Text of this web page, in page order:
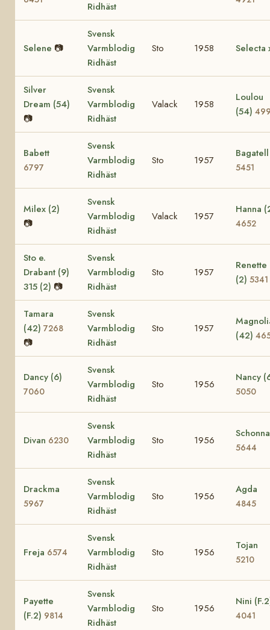
Ridhäst
Selene 📷
Svensk
Varmblodig
Ridhäst
Sto 1958 Selecta
Silver
Dream (54)
📷
Svensk
Varmblodig
Ridhäst
Valack 1958
Loulou
(54)
Babett
6797
Svensk
Varmblodig
Ridhäst
Sto 1957
Bagatell
5451
Milex (2)
📷
Svensk
Varmblodig
Ridhäst
Valack 1957
Hanna
4652
Sto e.
Drabant (9)
315 (2) 📷
Svensk
Varmblodig
Ridhäst
Sto 1957
Renette
(2) 5341
Tamara
(42) 7268
📷
Svensk
Varmblodig
Ridhäst
Sto 1957
(42)
Dancy (6)
7060
Svensk
Varmblodig
Ridhäst
Sto 1956
Nancy
5050
Divan 6230
Svensk
Varmblodig
Ridhäst
Sto 1956
Schonna
5644
Drackma
5967
Svensk
Varmblodig
Ridhäst
Sto 1956
Agda
4845
Freja 6574
Svensk
Varmblodig
Ridhäst
Sto 1956
Tojan
5210
Payette
(F.2) 9814
Svensk
Varmblodig
Ridhäst
Sto 1956
Nini
4041